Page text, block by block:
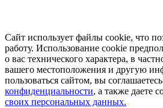
Сайт использует файлы cookie, что
работу. Использование cookie
о вас технического характера, в
вашего местоположения и другую
пользоваться сайтом, вы
конфиденциальности, а также даете
своих персональных данных.